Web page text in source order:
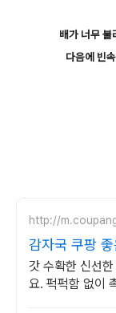
배가 너무 불
다음에 빈
http://
감자국 쿠팡
갓 수확한 신선
요. 퍽퍽함 없이